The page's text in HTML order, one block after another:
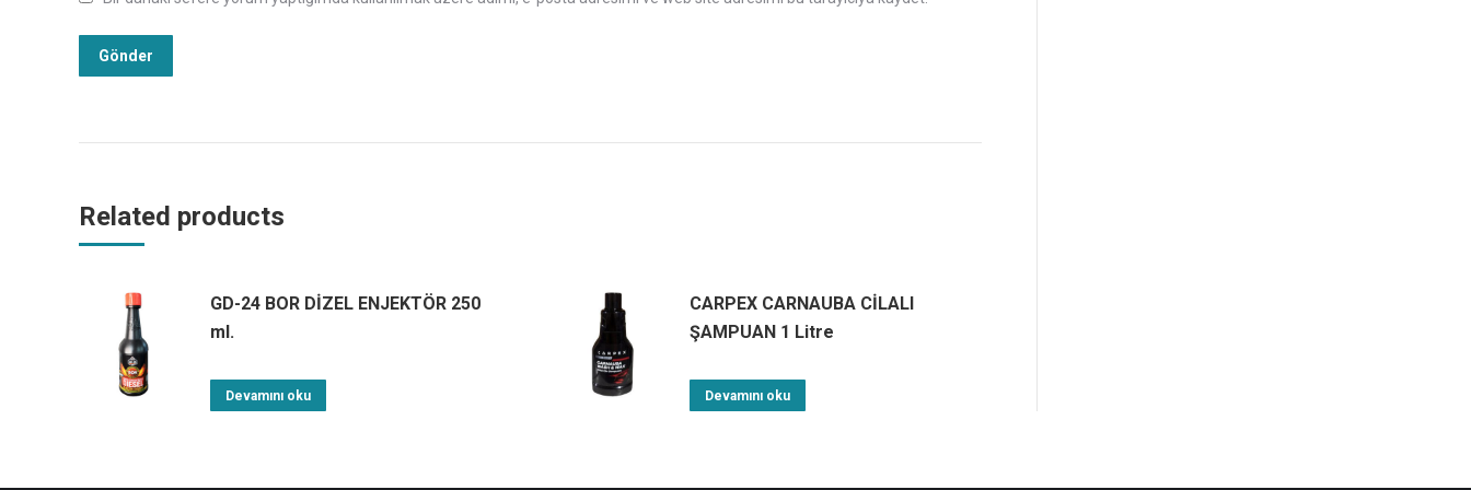
Related products
GD-24 BOR DİZEL ENJEKTÖR 250
ml.
Devamını oku
CARPEX CARNAUBA CİLALI
ŞAMPUAN 1 Litre
Devamını oku